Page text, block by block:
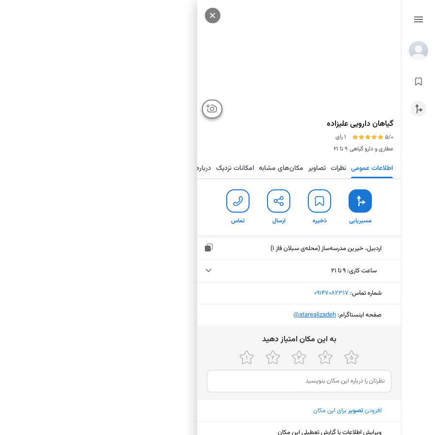
گیاهان دارویی علیزاده
5/0
1 رای
عطاری و دارو گیاهی ۹ تا ۲۱
اطلاعات عمومی نظرات تصاویر مکان‌های مشابه امکانات نزدیک درباره
مسیریابی ذخیره ارسال تماس
اردبیل، خیرین مدرسه‌ساز (محله‌ی سبلان فاز ۱)
ساعت کاری: ۹ تا ۲۱
یکشنبه (امروز)
پنجشنبه
۹ تا ۲۱
جمعه
۹ تا ۲۱
شنبه
شماره تماس: ‎09147082317
صفحه اینستاگرام: ‎@atarealizadeh
ﺑﻪ اﯾﻦ ﻣﮑﺎن اﻣﺘﯿﺎز دﻫﯿﺪ
افزودنتصویربرای این مکان
ویرایش اطلاعات یا گزارش تعطیلی این مکان